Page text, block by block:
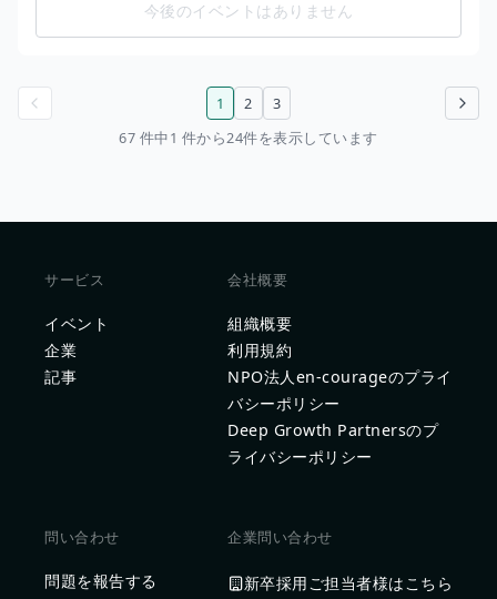
今後のイベントはありません
次のページ
1 2
3
67 件中1 件から24件を表示しています
サービス
イベント
企業
記事
会社概要
組織概要
利用規約
NPO法人en-courageのプライ
バシーポリシー
Deep Growth Partnersのプ
ライバシーポリシー
問い合わせ
問題を報告する
企業問い合わせ
新卒採用ご担当者様はこちら